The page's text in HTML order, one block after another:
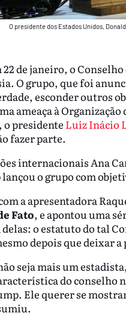
O presidente dos Estados Unidos,
de janeiro, o
O grupo, que foi
esconder outros
ameaça à
presidente Luiz Inácio
fazer parte.
internacionais Ana
o grupo com
a apresentadora
Fato, e apontou uma
o estatuto do tal
depois que deixar a
seja mais um
do conselho
Ele querer se